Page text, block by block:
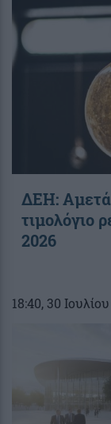
ΔΕΗ:
τιμολόγιο
2026
18:40, 30